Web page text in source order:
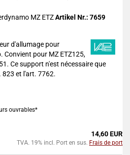
MZ ETZArtikel Nr.: 7659
d'allumage pour
Convient pour MZ ETZ125,
Ce support n'est nécessaire que
823 et l'art. 7762.
ouvrables*
14,60 EUR
TVA. 19% incl. Port en sus. Frais de port